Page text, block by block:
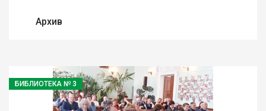
Архив
БИБЛИОТЕКА № 3